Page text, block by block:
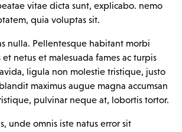
vitae dicta sunt, explicabo. nemo
quia voluptas sit.
nulla. Pellentesque habitant morbi
netus et malesuada fames ac turpis
ligula non molestie tristique, justo
maximus augue magna accumsan
pulvinar neque at, lobortis tortor.
unde omnis iste natus error sit